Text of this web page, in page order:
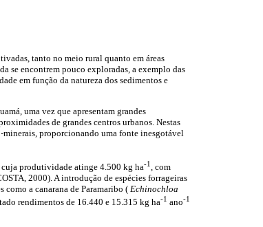
tanto no meio rural quanto em áreas
se encontrem pouco exploradas, a exemplo das
em função da natureza dos sedimentos e
uma vez que apresentam grandes
de grandes centros urbanos. Nestas
proporcionando uma fonte inesgotável
cuja produtividade atinge 4.500 kg ha-1
, com
2000). A introdução de espécies forrageiras
a canarana de Paramaribo ( Echinochloa
rendimentos de 16.440 e 15.315 kg ha-1 ano-1